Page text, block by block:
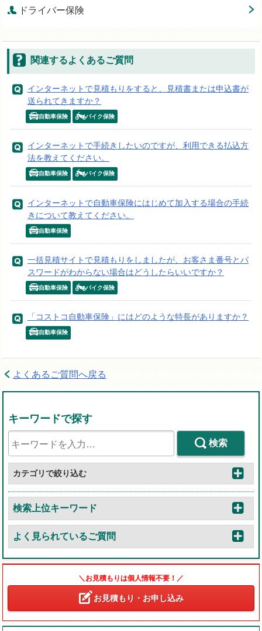
ドライバー保険
関連するよくあるご質問
インターネットで見積もりをすると、見積書または申込書が
送られてきますか？
自動車保険 バイク保険
インターネットで手続きしたいのですが、利用できる払込方
法を教えてください。
自動車保険 バイク保険
インターネットで自動車保険にはじめて加入する場合の手続
きについて教えてください。
自動車保険
一括見積サイトで見積もりをしましたが、お客さま番号とパ
スワードがわからない場合はどうしたらいいですか？
自動車保険 バイク保険
「コストコ自動車保険」にはどのような特長がありますか？
自動車保険
よくあるご質問へ戻る
キーワードで探す
検索
カテゴリで絞り込む
検索上位キーワード
よく見られているご質問
＼お見積もりは個人情報不要！／
お見積もり・お申し込み